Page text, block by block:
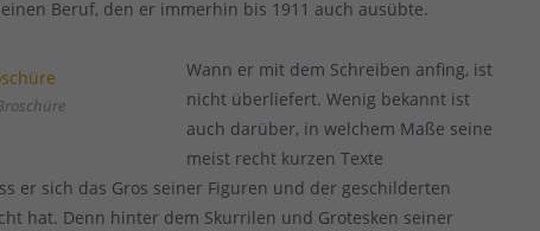
Beruf, den er immerhin bis 1911 auch ausübte.
Wann er mit dem Schreiben anfing, ist
nicht überliefert. Wenig bekannt ist
auch darüber, in welchem Maße seine
meist recht kurzen Texte
er sich das Gros seiner Figuren und der geschilderten
hat. Denn hinter dem Skurrilen und Grotesken seiner